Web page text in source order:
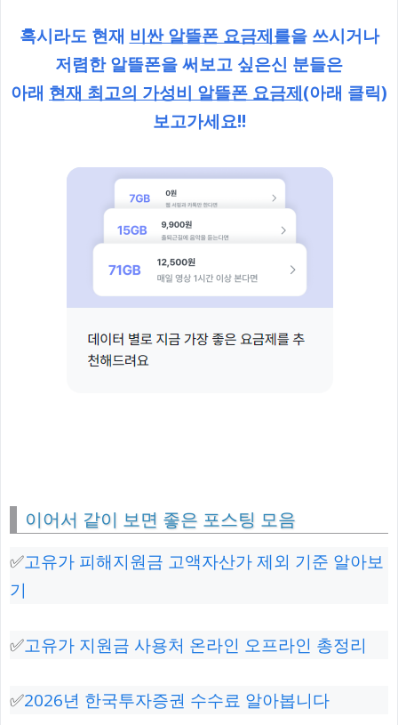
혹시라도 현재 비싼 알뜰폰 요금제를을 쓰시거나
저렴한 알뜰폰을 써보고 싶은신 분들은
아래 현재 최고의 가성비 알뜰폰 요금제(아래 클릭)
보고가세요!!
이어서 같이 보면 좋은 포스팅 모음
✅고유가 피해지원금 고액자산가 제외 기준 알아보
기
✅고유가 지원금 사용처 온라인 오프라인 총정리
✅2026년 한국투자증권 수수료 알아봅니다